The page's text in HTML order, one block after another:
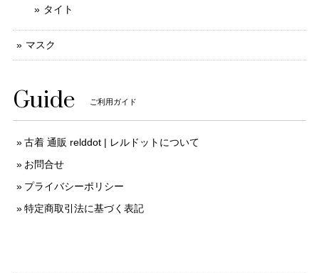
タイト
マスク
Guide ご利用ガイド
古着 通販 relddot | レルドットについて
お問合せ
プライバシーポリシー
特定商取引法に基づく表記